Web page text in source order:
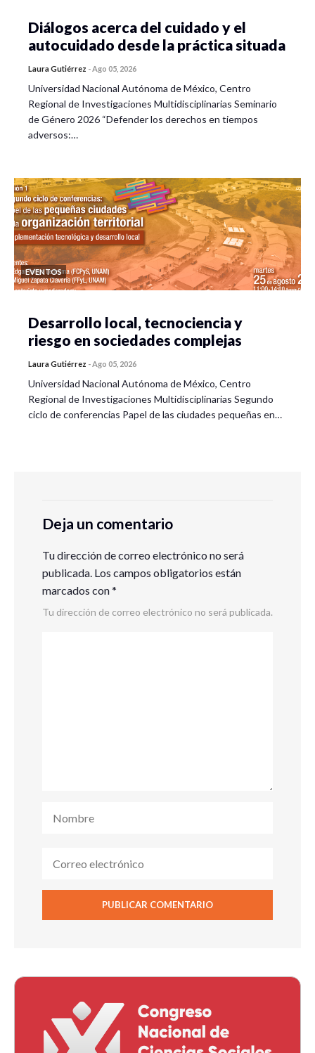
Diálogos acerca del cuidado y el
autocuidado desde la práctica situada
Laura Gutiérrez -Ago 05, 2026
Universidad Nacional Autónoma de México, Centro
Regional de Investigaciones Multidisciplinarias Seminario
de Género 2026 “Defender los derechos en tiempos
adversos:…
EVENTOS
Desarrollo local, tecnociencia y
riesgo en sociedades complejas
Laura Gutiérrez -Ago 05, 2026
Universidad Nacional Autónoma de México, Centro
Regional de Investigaciones Multidisciplinarias Segundo
ciclo de conferencias Papel de las ciudades pequeñas en…
Deja un comentario
Tu dirección de correo electrónico no será
publicada. Los campos obligatorios están
marcados con*
Tu dirección de correo electrónico no será publicada.